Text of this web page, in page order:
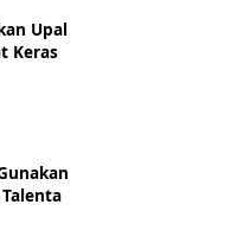
Upal
Keras